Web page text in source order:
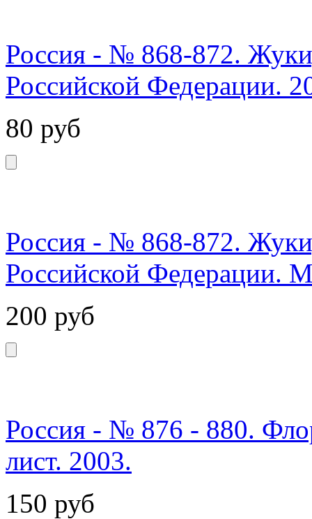
Россия - № 868-872.
Российской Федерации.
80 руб
Россия - № 868-872.
Российской Федерации.
200 руб
Россия - № 876 - 880.
лист. 2003.
150 руб